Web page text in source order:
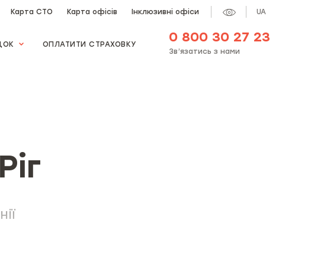
Карта СТО Карта офісів Інклюзивні офіси UA
ОПЛАТИТИ СТРАХОВКУ 0 800 30 27 23
Зв’язатись з нами